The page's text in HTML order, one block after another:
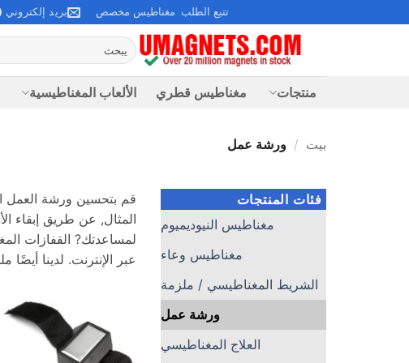
للمحتوى
تتبع الطلب مغناطيس مخصص بريد إلكتروني
بحث
عن:
منتجات مغناطيس قطري الألعاب المغناطيسية
بيت / ورشة عمل
فئات المنتجات
مغناطيس النيوديميوم
مغناطيس وعاء
الشريط المغناطيسي / ملزمة
ورشة عمل
العلاج المغناطيسي
قم بتحسين ورشة العمل
المثال, عن طريق إبقاء
عبر الإنترنت. لدينا